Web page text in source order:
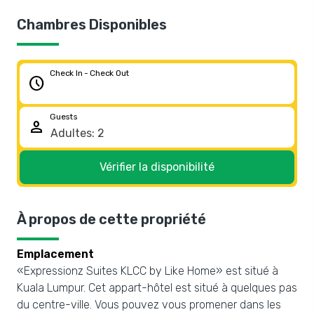
Chambres Disponibles
schedule
Check In - Check Out
person
Guests
Vérifier la disponibilité
À propos de cette propriété
Emplacement
«Expressionz Suites KLCC by Like Home» est situé à
Kuala Lumpur. Cet appart-hôtel est situé à quelques pas
du centre-ville. Vous pouvez vous promener dans les